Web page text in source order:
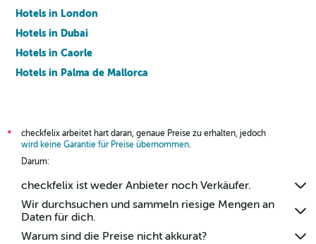
Hotels in London
Hotels in Dubai
Hotels in Caorle
Hotels in Palma de Mallorca
*
checkfelix arbeitet hart daran, genaue Preise zu erhalten, jedoch
wird keine Garantie für Preise übernommen.
Darum:
checkfelix ist weder Anbieter noch Verkäufer.
Wir durchsuchen und sammeln riesige Mengen an
Daten für dich.
Warum sind die Preise nicht akkurat?